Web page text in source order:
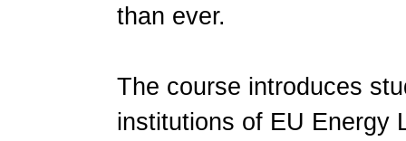
than ever.
The course introduces
institutions of EU Energy